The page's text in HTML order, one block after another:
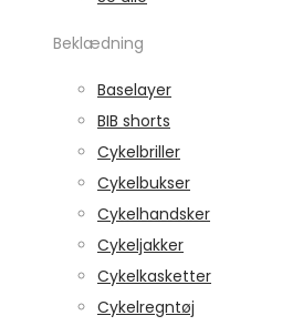
Beklædning
Baselayer
BIB shorts
Cykelbriller
Cykelbukser
Cykelhandsker
Cykeljakker
Cykelkasketter
Cykelregntøj